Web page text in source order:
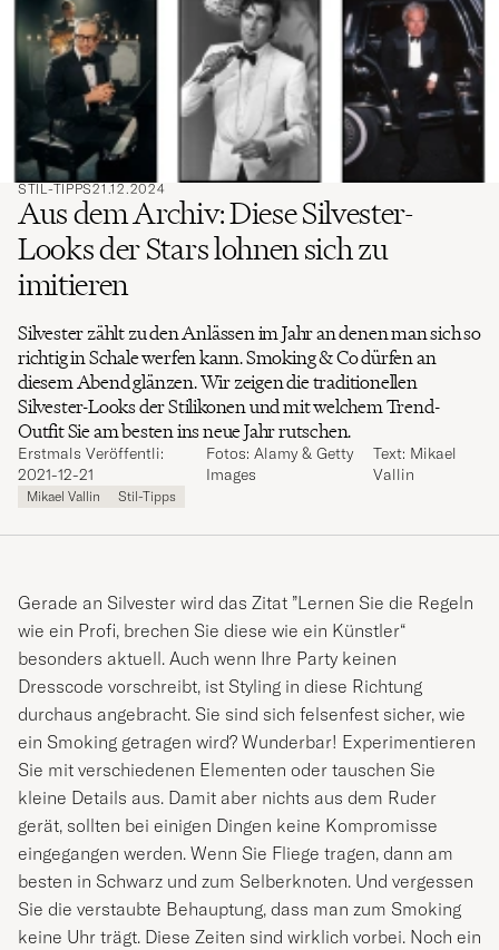
ein,
nach
dem Sie
suchen
möchten
STIL-TIPPS21.12.2024
Aus dem Archiv: Diese Silvester-
Looks der Stars lohnen sich zu
imitieren
Silvester zählt zu den Anlässen im Jahr an denen man sich so
richtig in Schale werfen kann. Smoking & Co dürfen an
diesem Abend glänzen. Wir zeigen die traditionellen
Silvester-Looks der Stilikonen und mit welchem Trend-
Outfit Sie am besten ins neue Jahr rutschen.
Erstmals Veröffentli:
2021-12-21
Fotos: Alamy & Getty
Images
Text: Mikael
Vallin
Mikael Vallin Stil-Tipps
Gerade an Silvester wird das Zitat ”Lernen Sie die Regeln
wie ein Profi, brechen Sie diese wie ein Künstler“
besonders aktuell. Auch wenn Ihre Party keinen
Dresscode vorschreibt, ist Styling in diese Richtung
durchaus angebracht. Sie sind sich felsenfest sicher, wie
ein Smoking getragen wird? Wunderbar! Experimentieren
Sie mit verschiedenen Elementen oder tauschen Sie
kleine Details aus. Damit aber nichts aus dem Ruder
gerät, sollten bei einigen Dingen keine Kompromisse
eingegangen werden. Wenn Sie Fliege tragen, dann am
besten in Schwarz und zum Selberknoten. Und vergessen
Sie die verstaubte Behauptung, dass man zum Smoking
keine Uhr trägt. Diese Zeiten sind wirklich vorbei. Noch ein